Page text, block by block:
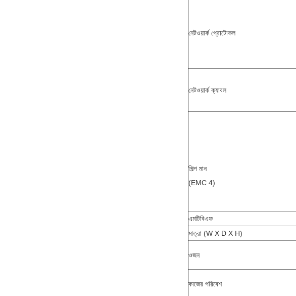
নেটওয়ার্ক প্রোটোকল
নেটওয়ার্ক ক্যাবল
শিল্প মান
(EMC 4)
এমটিবিএফ
মাত্রা (W X D X H)
ওজন
কাজের পরিবেশ